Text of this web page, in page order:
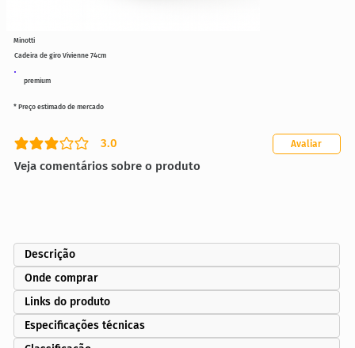
premium
Cadeira de giro Vivienne 74cm
3.0
classificação média é 3 de 5
Veja comentários sobre o produto
Avaliar
* Preço estimado de mercado
Minotti
Descrição
Onde comprar
Links do produto
Especificações técnicas